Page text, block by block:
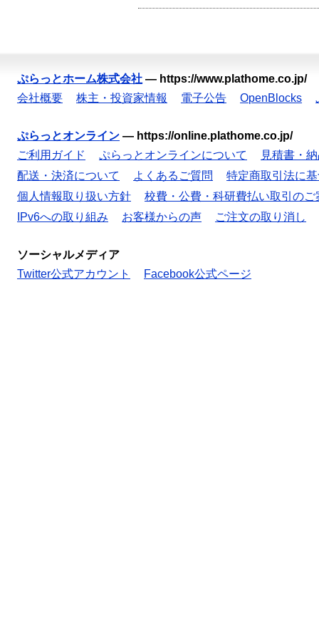
ぷらっとホーム株式会社 — https://www.plathome.co.jp/
会社概要
株主・投資家情報 電子公告 OpenBlocks
ぷらっとオンライン — https://online.plathome.co.jp/
ご利用ガイド
ぷらっとオンラインについて
見積書・
配送・決済について
よくあるご質問
特定商取引法に
個人情報取り扱い方針
校費・公費・科研費払い取引のご
IPv6への取り組み
お客様からの声 ご注文の取り消し
ソーシャルメディア
Twitter公式アカウント
Facebook公式ページ